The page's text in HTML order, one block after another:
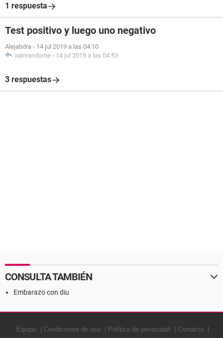
1 respuesta
Test positivo y luego uno negativo
Alejabdra - 14 jul 2019 a las 04:10
valorandome - 14 jul 2019 a las 04:53
3 respuestas
CONSULTA TAMBIÉN
Embarazo con diu
Equipo Condiciones de uso Política de privacidad Contacto